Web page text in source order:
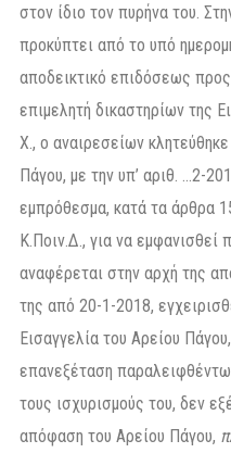
στον ίδιο τον πυρήνα του.
προκύπτει από το υπό
αποδεικτικό επιδόσεως
επιμελητή δικαστηρίων της
Χ., ο αναιρεσείων
Πάγου, με την υπ’ αριθ. …2-
εμπρόθεσμα, κατά τα άρθρα
Κ.Ποιν.Δ., για να
αναφέρεται στην αρχή της
της από 20-1-2018,
Εισαγγελία του Αρείου
επανεξέταση
τους ισχυρισμούς του, δεν
απόφαση του Αρείου Πάγου,